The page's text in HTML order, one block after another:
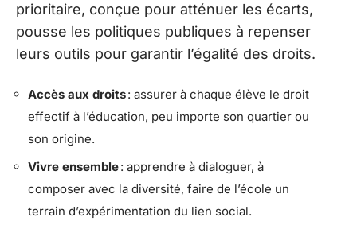
prioritaire, conçue pour atténuer les écarts,
pousse les politiques publiques à repenser
leurs outils pour garantir l’égalité des droits.
Accès aux droits: assurer à chaque élève le droit
effectif à l’éducation, peu importe son quartier ou
son origine.
Vivre ensemble: apprendre à dialoguer, à
composer avec la diversité, faire de l’école un
terrain d’expérimentation du lien social.